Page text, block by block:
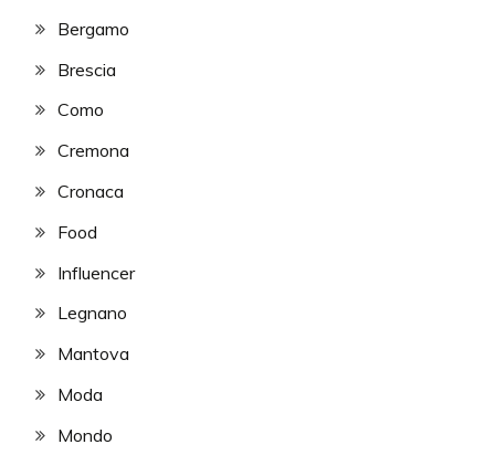
Bergamo
Brescia
Como
Cremona
Cronaca
Food
Influencer
Legnano
Mantova
Moda
Mondo